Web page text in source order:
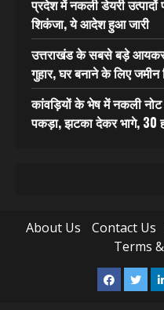
प्रदेश में नकली डेयरी
शिकंजा, ये आदेश हुआ जारी
उत्तराखंड के सबसे बड़े आयकर
गुहार, घर बनाने के लिए जमीन
कांवड़ियों के भेष में नकली नोट
पकड़ा, झटका देकर भागे, 30
About Us Contact Us
Terms
Facebook